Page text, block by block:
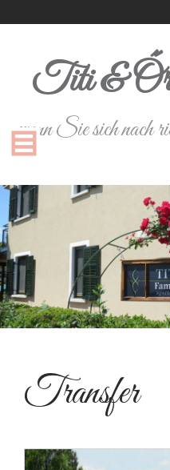
Titi & Őri
wenn Sie sich nach
Transfer